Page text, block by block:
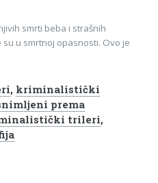
smrti beba i strašnih
u smrtnoj opasnosti. Ovo je
, kriminalistički
prema
trileri,